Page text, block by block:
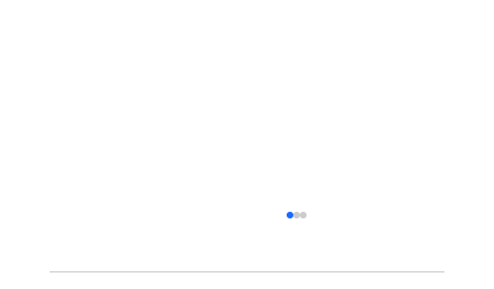
• 서대석 목자 단기 선교 8월 1일부터 13일까지